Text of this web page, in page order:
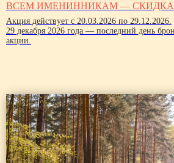
ВСЕМ ИМЕНИННИКАМ — СКИДКА
Акция действует с 20.03.2026 по 29.12.2026.
29 декабря 2026 года — последний день
акции.